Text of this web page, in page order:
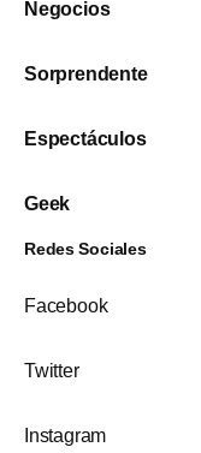
Negocios
Sorprendente
Espectáculos
Geek
Redes Sociales
Facebook
Twitter
Instagram